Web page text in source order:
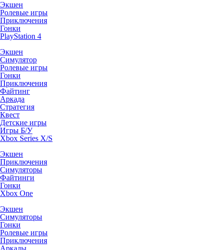
Экшен
Ролевые игры
Приключения
Гонки
PlayStation 4
Экшен
Симулятор
Ролевые игры
Гонки
Приключения
Файтинг
Аркада
Стратегия
Квест
Детские игры
Игры Б/У
Xbox Series X/S
Экшен
Приключения
Симуляторы
Файтинги
Гонки
Xbox One
Экшен
Симуляторы
Гонки
Ролевые игры
Приключения
Аркады